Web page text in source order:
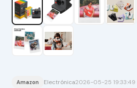
Amazon Electrónica2026-05-25 19:33:49